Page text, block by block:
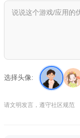
直升机城市交通游
丰富的任务可以完
的城市地图自由飞行。
驾驶体验非常真实
加的小心避免坠毁。
选择头像:
请文明发言，遵守社区规范